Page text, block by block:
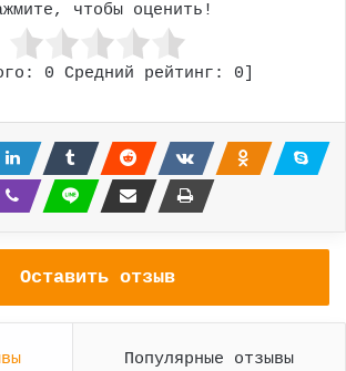
чтобы оценить!
0 Средний рейтинг: 0
Оставить отзыв
Популярные отзывы